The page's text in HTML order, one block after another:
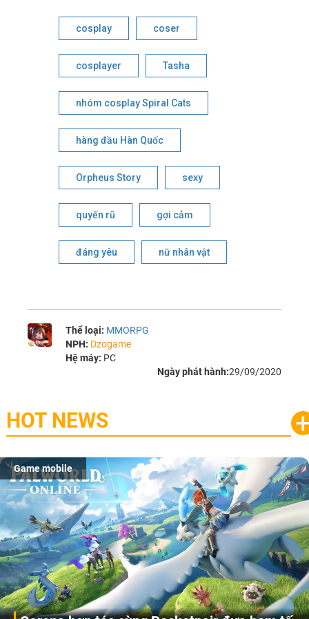
cosplay coser
cosplayer Tasha
nhóm cosplay Spiral Cats
hàng đầu Hàn Quốc
Orpheus Story sexy
quyến rũ gợi cảm
đáng yêu nữ nhân vật
Thể loại: MMORPG
NPH: Dzogame
Hệ máy: PC
Ngày phát hành:29/09/2020
HOT NEWS
Game mobile